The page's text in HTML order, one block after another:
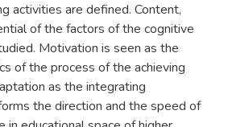
activities are defined. Content,
of the factors of the cognitive
Motivation is seen as the
of the process of the achieving
as the integrating
the direction and the speed of